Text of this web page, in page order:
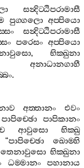
සන්‍දිට‍්ඨිපරාමාසී
පුග‍්ගලො අප‍්පියො
සන්‍දිට‍්ඨිපරාමාසී
පරෙසං අප‍්පියො
,භික‍්ඛුනා
අනාධානගාහී
.
අත‍්තානං
එවං
පාපිච‍්ඡො
පාපිකානං
ආවුසො
භික‍්ඛු
පාපිච‍්ඡො
ඛොම‍්හි
තෙනාවුසො භික‍්ඛුනා
ධම‍්මානං
පහානාය